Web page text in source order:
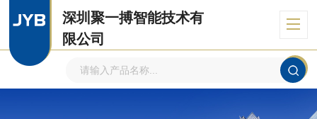
深圳聚一搏智能技术有
限公司